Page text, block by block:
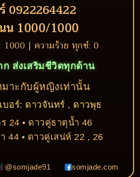
0922264422
น 1000/1000
1000 | ความร้าย ทุกข์: 0
ก ส่งเสริมชีวิตทุกด้าน
มาะกับผู้หญิงเท่านั้น
บอร์: ดาวจันทร์ , ดาวพุธ
24 • ดาวคู่ธาตุน้ำ 46
44 • ดาวคู่เสน่ห์ 22 , 26
@somjade91 somjade.com